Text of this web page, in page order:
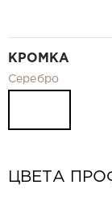
КРОМКА
Серебро
ЦВЕТА